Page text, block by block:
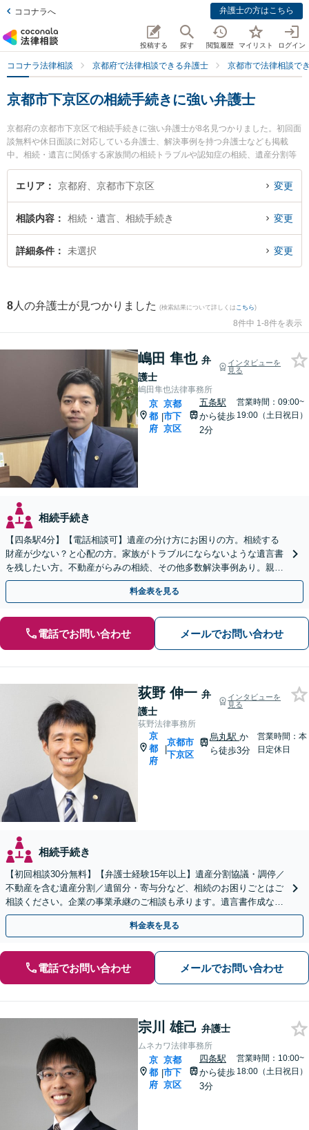
ココナラへ 弁護士の方はこちら
投稿する 探す 閲覧履歴 マイリスト ログイン
ココナラ法律相談 京都府で法律相談できる弁護士 京都市で法律相談で
京都市下京区の相続手続きに強い弁護士
京都府の京都市下京区で相続手続きに強い弁護士が8名見つかりました。初回面
談無料や休日面談に対応している弁護士、解決事例を持つ弁護士なども掲載
中。相続・遺言に関係する家族間の相続トラブルや認知症の相続、遺産分割等
の細かな分野での絞り込み検索もでき便利です。特に嶋田隼也法律事務所の嶋
田 隼也弁護士や荻野法律事務所の荻野 伸一弁護士、ムネカワ法律事務所の宗川
士に相談したい』『相続手続きのトラブル解決の実績豊富な近くの弁護士を検
索したい』『初回相談無料で相続手続きを法律相談できる京都市下京区内の弁
護士に相談予約したい』などでお困りの相談者さんにおすすめです。
エリア 京都府、京都市下京区 変更
相談内容 相続・遺言、相続手続き 変更
詳細条件 未選択 変更
8 人の弁護士が見つかりました (検索結果について詳しくは こちら)
8件中 1-8件を表示
嶋田 隼也 弁
護士
インタビューを
見る
嶋田隼也法律事務所
京
都
府
|
京都
市下
京区
五条駅
から徒歩
2分
営業時間：09:00~
19:00（土日祝日）
相続手続き
【四条駅4分】【電話相談可】遺産の分け方にお困りの方。相続する
財産が少ない？と心配の方。家族がトラブルにならないような遺言書
を残したい方。不動産がらみの相続、その他多数解決事例あり。親身
に対応します【夜間・休日面談】【初回相談無料】
料金表を見る
電話でお問い合わせ メールでお問い合わせ
荻野 伸一 弁
護士
インタビューを
見る
荻野法律事務所
京
都
府
|
京都市
下京区
烏丸駅 か
ら徒歩3分
営業時間：本
日定休日
相続手続き
【初回相談30分無料】【弁護士経験15年以上】遺産分割協議・調停／
不動産を含む遺産分割／遺留分・寄与分など、相続のお困りごとはご
相談ください。企業の事業承継のご相談も承ります。遺言書作成など
生前対策もサポート【烏丸駅3分】【Web面談可】
料金表を見る
電話でお問い合わせ メールでお問い合わせ
宗川 雄己 弁護士
ムネカワ法律事務所
京
都
府
|
京都
市下
京区
四条駅
から徒歩
3分
営業時間：10:00~
18:00（土日祝日）